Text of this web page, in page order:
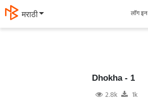
मराठी लॉग इन
Dhokha - 1
2.8k 1k